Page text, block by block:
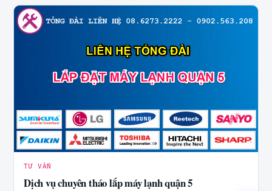
TƯ VẤN
Dịch vụ chuyên tháo lắp máy lạnh quận 5